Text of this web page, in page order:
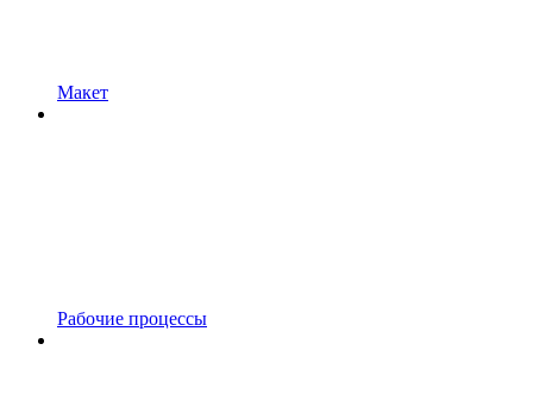
Макет
Рабочие процессы